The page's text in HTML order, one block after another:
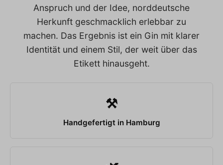
Anspruch und der Idee, norddeutsche
Herkunft geschmacklich erlebbar zu
machen. Das Ergebnis ist ein Gin mit klarer
Identität und einem Stil, der weit über das
Etikett hinausgeht.
⚒
Handgefertigt in Hamburg